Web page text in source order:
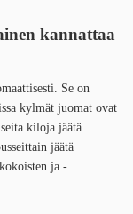
kannattaa
Se on
kylmät juomat ovat
kiloja jäätä
jäätä
ja -